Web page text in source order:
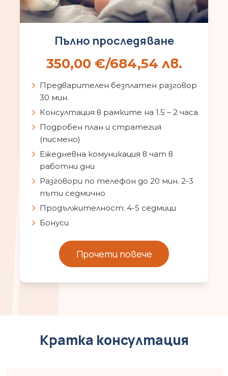
Пълно проследяване
350,00 €/684,54 лв.
Предварителен безплатен разговор
30 мин.
Консултация в рамките на 1.5 – 2 часа
Подробен план и стратегия
(писмено)
Ежедневна комуникация в чат в
работни дни
Разговори по телефон до 20 мин. 2-3
пъти седмично
Продължителност: 4-5 седмици
Бонуси
Прочети повече
Кратка консултация